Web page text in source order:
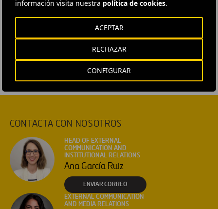
información visita nuestra política de cookies.
CONFIGURAR
RECHAZAR
ACEPTAR
#Construcción #Autopistas #Concesiones
#Bucaramanga #Ruta del Cacao
CONTACTA CON NOSOTROS
HEAD OF EXTERNAL
COMMUNICATION AND
INSTITUTIONAL RELATIONS
Ana García Ruiz
ENVIAR CORREO
EXTERNAL COMMUNICATION
AND MEDIA RELATIONS